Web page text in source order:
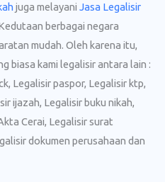
juga melayani Jasa Legalisir
berbagai negara
mudah. Oleh karena itu,
biasa kami legalisir antara lain :
Legalisir paspor, Legalisir ktp,
ijazah, Legalisir buku nikah,
Cerai, Legalisir surat
dokumen perusahaan dan